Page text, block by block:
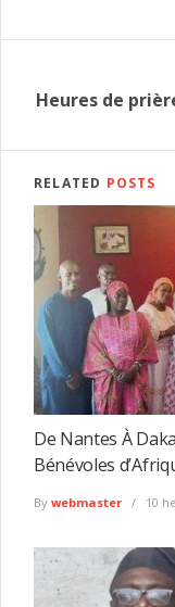
Heures de
RELATED POSTS
De Nantes À
Bénévoles
By webmaster 10